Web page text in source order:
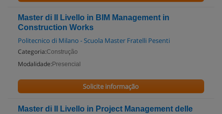
Master di II Livello in BIM Management in
Construction Works
Politecnico di Milano - Scuola Master Fratelli Pesenti
Categoria:Construção
Modalidade: Presencial
Solicite informação
Master di II Livello in Project Management delle